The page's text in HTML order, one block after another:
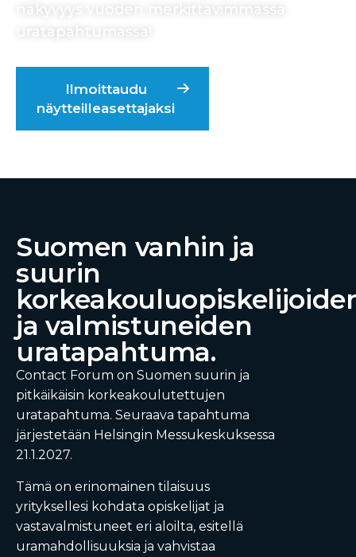
näkyvyys vuoden merkittävimmässä
uratapahtumassa!
Ilmoittaudu
näytteilleasettajaksi
Suomen vanhin ja
suurin
ja valmistuneiden
uratapahtuma.
Contact Forum on Suomen suurin ja
pitkäikäisin korkeakoulutettujen
uratapahtuma. Seuraava tapahtuma
järjestetään Helsingin Messukeskuksessa
21.1.2027.
Tämä on erinomainen tilaisuus
yrityksellesi kohdata opiskelijat ja
vastavalmistuneet eri aloilta, esitellä
uramahdollisuuksia ja vahvistaa